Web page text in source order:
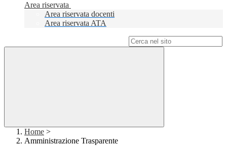
Area riservata
Area riservata docenti
Area riservata ATA
Home >
Amministrazione Trasparente